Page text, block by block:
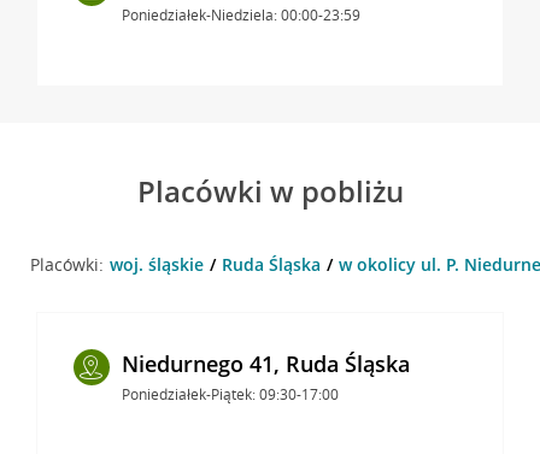
Poniedziałek-Niedziela: 00:00-23:59
Placówki w pobliżu
Placówki: woj. śląskie Ruda Śląska w okolicy ul. P.
Niedurnego 41, Ruda Śląska
Poniedziałek-Piątek: 09:30-17:00